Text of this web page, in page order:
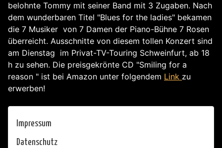
belohnte Tommy mit seiner Band mit 3 Zugaben. Nach
dem wunderbaren Titel "Blues for the ladies" bekamen
die 7 Musiker von 7 Damen der Piano-Bühne 7 Rosen
überreicht. Ausschnitte von diesem tollen Konzert sind
am Dienstag im Privat-TV-Touring Schweinfurt, ab 18
h zu sehen. Die preisgekrönte CD "Smiling for a
reason " ist bei Amazon unter folgendem Link zu
erwerben!
Impressum
Datenschutz